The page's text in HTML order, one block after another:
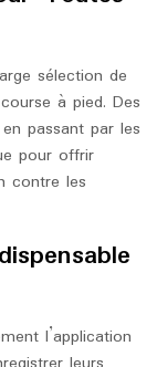
sélection de
à pied. Des
passant par les
pour offrir
contre les
l’application